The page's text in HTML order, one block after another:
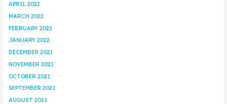
APRIL 2022
MARCH 2022
FEBRUARY 2022
JANUARY 2022
DECEMBER 2021
NOVEMBER 2021
OCTOBER 2021
SEPTEMBER 2021
AUGUST 2021